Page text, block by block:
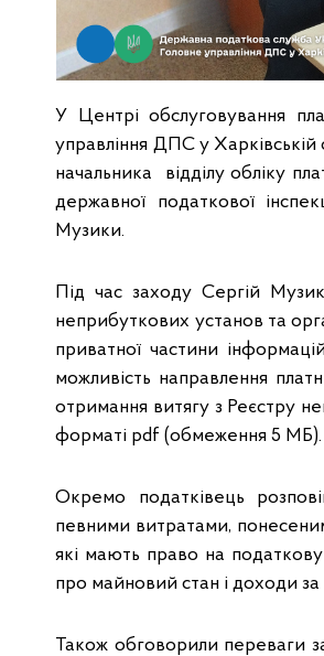
У Центрі обслуговування
управління ДПС у Харківській
начальника відділу обліку
державної податкової
Музики.
Під час заходу Сергій
неприбуткових установ та
приватної частини
можливість направлення
отримання витягу з Реєстру
форматі pdf (обмеження 5 МБ).
Окремо податківець
певними витратами,
які мають право на
про майновий стан і доходи
Також обговорили переваги